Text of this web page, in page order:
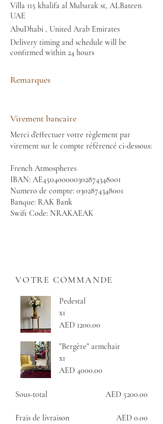
Villa 115 khalifa al Mubarak st, ALBateen
UAE
AbuDhabi , United Arab Emirates
Delivery timing and schedule will be
confirmed within 24 hours
Remarques
Virement bancaire
Merci d'effectuer votre règlement par
virement sur le compte référencé ci-dessous:
French Atmospheres
IBAN: AE450400000302874348001
Numero de compte: 0302874348001
Banque: RAK Bank
Swift Code: NRAKAEAK
VOTRE COMMANDE
Pedestal
x1
AED 1200.00
"Bergère" armchair
x1
AED 4000.00
Sous-total AED 5200.00
Frais de livraison AED 0.00